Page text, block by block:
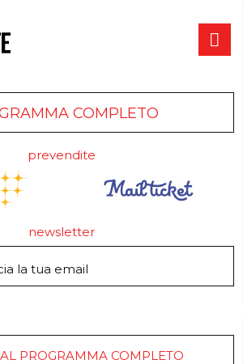
COMPLETO
prevendite
newsletter
PROGRAMMA COMPLETO